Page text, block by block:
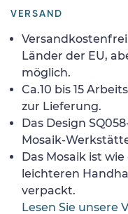
VERSAND
Länder der EU,
möglich.
Ca.10 bis 15
zur Lieferung.
Das Design
Mosaik-
Das Mosaik ist
leichteren
verpackt.
Lesen Sie unsere